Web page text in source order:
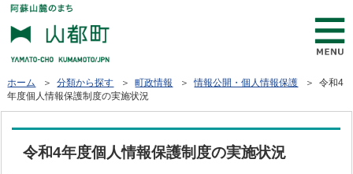
ホーム ＞分類から探す ＞町政情報 ＞情報公開・個人情報保護 ＞ 令和4
年度個人情報保護制度の実施状況
令和4年度個人情報保護制度の実施状況